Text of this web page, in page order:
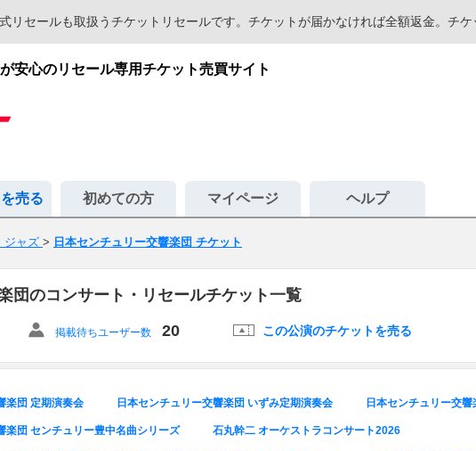
リセールも取扱うチケットリセールです。チケットが届かなければ全額返金。チ
安心のリセール専用チケット売買サイト
売る 初めての方 マイページ ヘルプ
ジャズ > 日本センチュリー交響楽団 チケット
団のコンサート・リセールチケット一覧
掲載待ちユーザー数 20 この公演のチケットを売る
楽団 定期演奏会 日本センチュリー交響楽団 いずみ定期演奏会 日本センチュリー交
楽団 センチュリー豊中名曲シリーズ 石丸幹二 オーケストラコンサート2026